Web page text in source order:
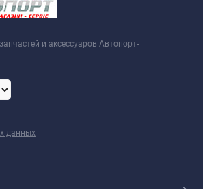
и аксессуаров Автопорт-
данных